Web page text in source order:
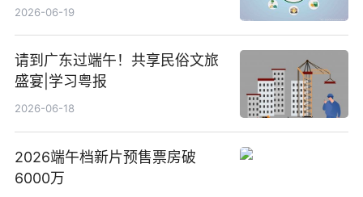
新要闻
2026-06-19
请到广东过端午！共享民俗文旅
盛宴|学习粤报
2026-06-18
2026端午档新片预售票房破
6000万